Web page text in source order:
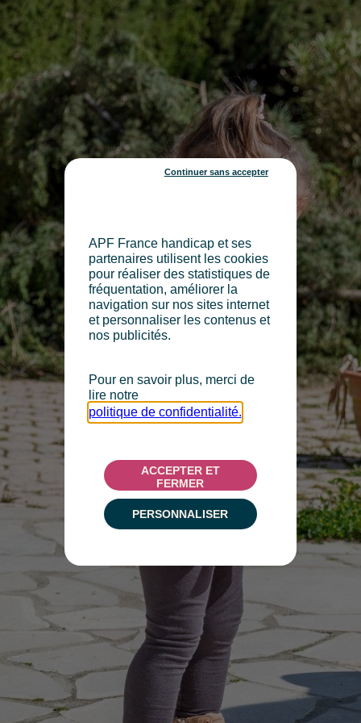
APF France handicap et ses
partenaires utilisent les cookies
pour réaliser des statistiques de
fréquentation, améliorer la
navigation sur nos sites internet
et personnaliser les contenus et
nos publicités.
Pour en savoir plus, merci de
lire notre
politique de confidentialité.
ACCEPTER ET
FERMER
Continuer sans accepter
PERSONNALISER